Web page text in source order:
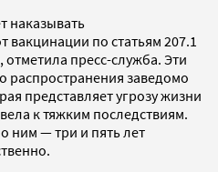
наказывать
вакцинации по статьям 207.1
отметила пресс-служба. Эти
распространения заведомо
представляет угрозу жизни
к тяжким последствиям.
ним — три и пять лет